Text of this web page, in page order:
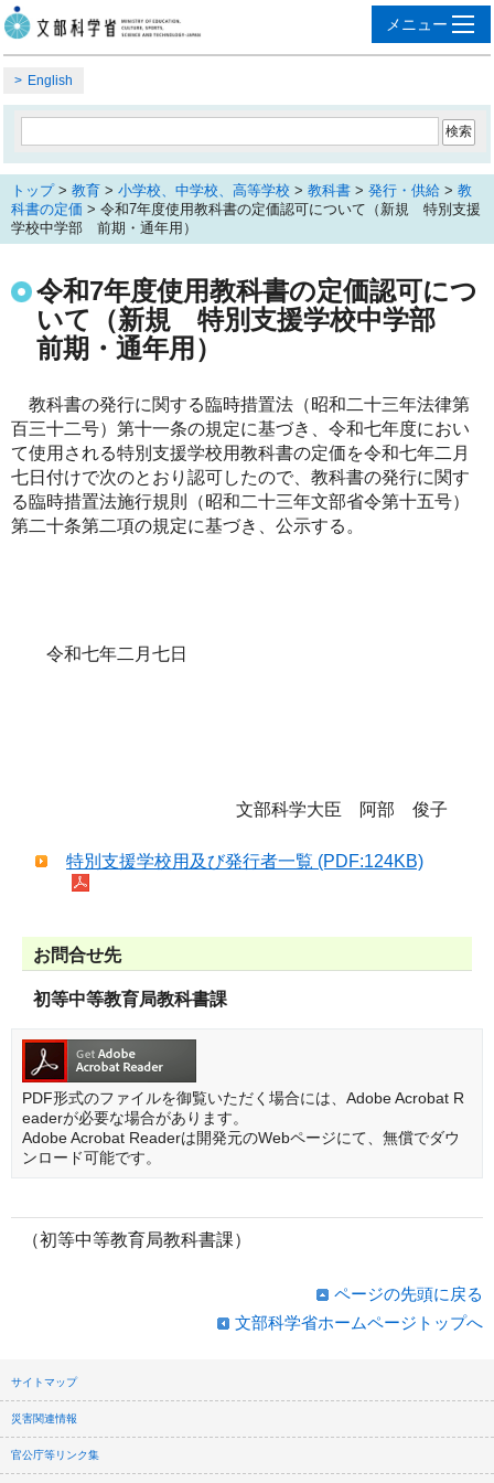
English
トップ> 教育 > 小学校、中学校、高等学校 > 教科書 > 発行・供給 > 教
科書の定価 > 令和7年度使用教科書の定価認可について（新規 特別支援
学校中学部 前期・通年用）
令和7年度使用教科書の定価認可につ
いて（新規 特別支援学校中学部
前期・通年用）
教科書の発行に関する臨時措置法（昭和二十三年法律第
百三十二号）第十一条の規定に基づき、令和七年度におい
て使用される特別支援学校用教科書の定価を令和七年二月
七日付けで次のとおり認可したので、教科書の発行に関す
る臨時措置法施行規則（昭和二十三年文部省令第十五号）
第二十条第二項の規定に基づき、公示する。
令和七年二月七日
文部科学大臣 阿部 俊子
特別支援学校用及び発行者一覧 (PDF:124KB)
お問合せ先
初等中等教育局教科書課
PDF形式のファイルを御覧いただく場合には、Adobe Acrobat R
eaderが必要な場合があります。
Adobe Acrobat Readerは開発元のWebページにて、無償でダウ
ンロード可能です。
（初等中等教育局教科書課）
ページの先頭に戻る
文部科学省ホームページトップへ
サイトマップ
災害関連情報
官公庁等リンク集